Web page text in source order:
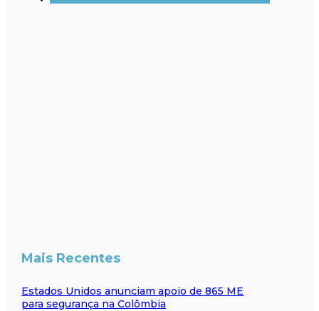
Mais Recentes
Estados Unidos anunciam apoio de 865 ME
para segurança na Colômbia